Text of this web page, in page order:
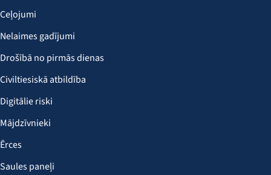
Ceļojumi
Nelaimes gadījumi
Drošībā no pirmās dienas
Civiltiesiskā atbildība
Digitālie riski
Mājdzīvnieki
Ērces
Saules paneļi